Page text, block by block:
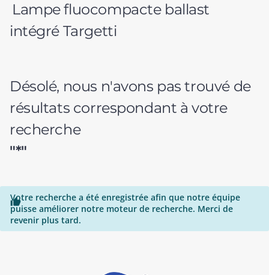
Lampe fluocompacte ballast
intégré Targetti
Désolé, nous n'avons pas trouvé de
résultats correspondant à votre
recherche
"*"

Votre recherche a été enregistrée afin que notre équipe
puisse améliorer notre moteur de recherche. Merci de
revenir plus tard.